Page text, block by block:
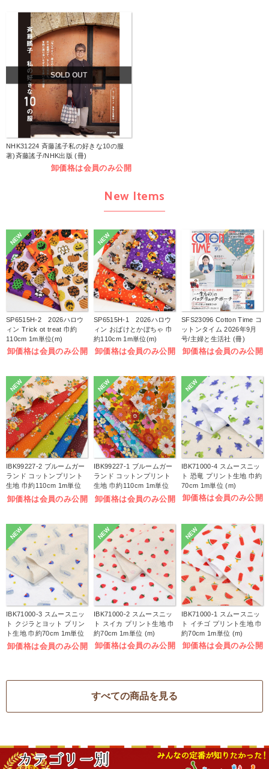
SOLD OUT
NHK31224 斉藤謠子私の好きな10の服
著)斉藤謠子/NHK出版 (冊)
卸価格は会員のみ公開
New Items
NEW
SP6515H-2 2026ハロウ
ィン Trick ot treat 巾約
110cm 1m単位(m)
卸価格は会員のみ公開
NEW
SP6515H-1 2026ハロウ
ィン おばけとかぼちゃ 巾
約110cm 1m単位(m)
卸価格は会員のみ公開
SFS23096 Cotton Time コ
ットンタイム 2026年9月
号/主婦と生活社 (冊)
卸価格は会員のみ公開
NEW
IBK99227-2 ブルームガー
ランド コットンプリント
生地 巾約110cm 1m単位
(m)
卸価格は会員のみ公開
NEW
IBK99227-1 ブルームガー
ランド コットンプリント
生地 巾約110cm 1m単位
(m)
卸価格は会員のみ公開
NEW
IBK71000-4 スムースニッ
ト 恐竜 プリント生地 巾約
70cm 1m単位 (m)
卸価格は会員のみ公開
NEW
IBK71000-3 スムースニッ
ト クジラとヨット プリン
ト生地 巾約70cm 1m単位
(m)
卸価格は会員のみ公開
NEW
IBK71000-2 スムースニッ
ト スイカ プリント生地 巾
約70cm 1m単位 (m)
卸価格は会員のみ公開
NEW
IBK71000-1 スムースニッ
ト イチゴ プリント生地 巾
約70cm 1m単位 (m)
卸価格は会員のみ公開
すべての商品を見る